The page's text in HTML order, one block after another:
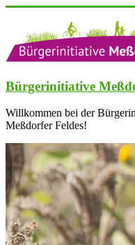
springen
Bürgerinitiative
Willkommen bei der
Meßdorfer Feldes!